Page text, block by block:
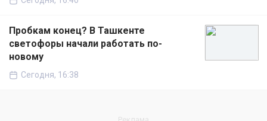
Пробкам конец? В Ташкенте
светофоры начали работать по-
новому
Сегодня, 16:38